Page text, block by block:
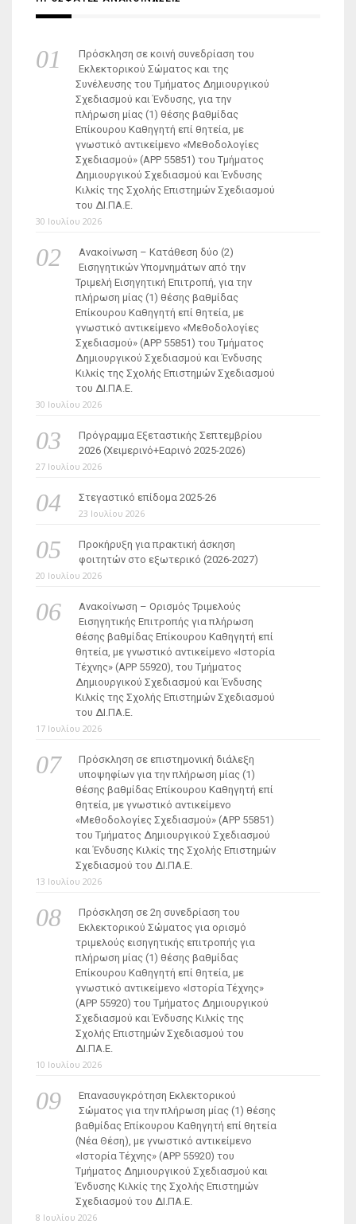
Πρόσκληση σε κοινή συνεδρίαση του
Εκλεκτορικού Σώματος και της
Συνέλευσης του Τμήματος Δημιουργικού
Σχεδιασμού και Ένδυσης, για την
πλήρωση μίας (1) θέσης βαθμίδας
Επίκουρου Καθηγητή επί θητεία, με
γνωστικό αντικείμενο «Μεθοδολογίες
Σχεδιασμού» (ΑΡΡ 55851) του Τμήματος
Δημιουργικού Σχεδιασμού και Ένδυσης
Κιλκίς της Σχολής Επιστημών Σχεδιασμού
του ΔΙ.ΠΑ.Ε.
30 Ιουλίου 2026
Ανακοίνωση – Κατάθεση δύο (2)
Εισηγητικών Υπομνημάτων από την
Τριμελή Εισηγητική Επιτροπή, για την
πλήρωση μίας (1) θέσης βαθμίδας
Επίκουρου Καθηγητή επί θητεία, με
γνωστικό αντικείμενο «Μεθοδολογίες
Σχεδιασμού» (ΑΡΡ 55851) του Τμήματος
Δημιουργικού Σχεδιασμού και Ένδυσης
Κιλκίς της Σχολής Επιστημών Σχεδιασμού
του ΔΙ.ΠΑ.Ε.
30 Ιουλίου 2026
Πρόγραμμα Εξεταστικής Σεπτεμβρίου
2026 (Χειμερινό+Εαρινό 2025-2026)
27 Ιουλίου 2026
Στεγαστικό επίδομα 2025-26
23 Ιουλίου 2026
Προκήρυξη για πρακτική άσκηση
φοιτητών στο εξωτερικό (2026-2027)
20 Ιουλίου 2026
Ανακοίνωση – Ορισμός Τριμελούς
Εισηγητικής Επιτροπής για πλήρωση
θέσης βαθμίδας Επίκουρου Καθηγητή επί
θητεία, με γνωστικό αντικείμενο «Ιστορία
Τέχνης» (ΑΡΡ 55920), του Τμήματος
Δημιουργικού Σχεδιασμού και Ένδυσης
Κιλκίς της Σχολής Επιστημών Σχεδιασμού
του ΔΙ.ΠΑ.Ε.
17 Ιουλίου 2026
Πρόσκληση σε επιστημονική διάλεξη
υποψηφίων για την πλήρωση μίας (1)
θέσης βαθμίδας Επίκουρου Καθηγητή επί
θητεία, με γνωστικό αντικείμενο
«Μεθοδολογίες Σχεδιασμού» (ΑΡΡ 55851)
του Τμήματος Δημιουργικού Σχεδιασμού
και Ένδυσης Κιλκίς της Σχολής Επιστημών
Σχεδιασμού του ΔΙ.ΠΑ.Ε.
13 Ιουλίου 2026
Πρόσκληση σε 2η συνεδρίαση του
Εκλεκτορικού Σώματος για ορισμό
τριμελούς εισηγητικής επιτροπής για
πλήρωση μίας (1) θέσης βαθμίδας
Επίκουρου Καθηγητή επί θητεία, με
γνωστικό αντικείμενο «Ιστορία Τέχνης»
(ΑΡΡ 55920) του Τμήματος Δημιουργικού
Σχεδιασμού και Ένδυσης Κιλκίς της
Σχολής Επιστημών Σχεδιασμού του
ΔΙ.ΠΑ.Ε.
10 Ιουλίου 2026
Επανασυγκρότηση Εκλεκτορικού
Σώματος για την πλήρωση μίας (1) θέσης
βαθμίδας Επίκουρου Καθηγητή επί θητεία
(Νέα Θέση), με γνωστικό αντικείμενο
«Ιστορία Τέχνης» (ΑΡΡ 55920) του
Τμήματος Δημιουργικού Σχεδιασμού και
Ένδυσης Κιλκίς της Σχολής Επιστημών
Σχεδιασμού του ΔΙ.ΠΑ.Ε.
8 Ιουλίου 2026